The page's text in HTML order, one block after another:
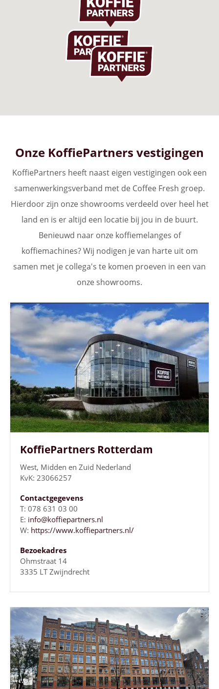
Onze KoffiePartners vestigingen
KoffiePartners heeft naast eigen vestigingen ook een
samenwerkingsverband met de Coffee Fresh groep.
Hierdoor zijn onze showrooms verdeeld over heel het
land en is er altijd een locatie bij jou in de buurt.
Benieuwd naar onze koffiemelanges of
koffiemachines? Wij nodigen je van harte uit om
samen met je collega's te komen proeven in een van
onze showrooms.
KoffiePartners Rotterdam
West, Midden en Zuid Nederland
KvK: 23066257
Contactgegevens
T: 078 631 03 00
E: info@koffiepartners.nl
W: https://www.koffiepartners.nl/
Bezoekadres
Ohmstraat 14
3335 LT Zwijndrecht